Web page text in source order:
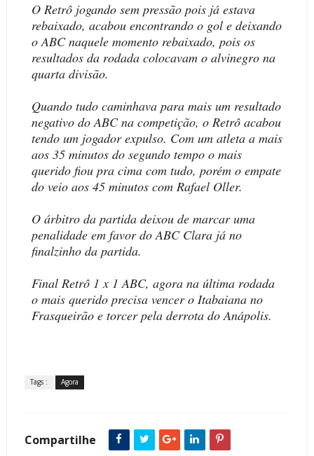
O Retrô jogando sem pressão pois já estava
rebaixado, acabou encontrando o gol e deixando
o ABC naquele momento rebaixado, pois os
resultados da rodada colocavam o alvinegro na
quarta divisão.
Quando tudo caminhava para mais um resultado
negativo do ABC na competição, o Retrô acabou
tendo um jogador expulso. Com um atleta a mais
aos 35 minutos do segundo tempo o mais
querido fiou pra cima com tudo, porém o empate
do veio aos 45 minutos com Rafael Oller.
O árbitro da partida deixou de marcar uma
penalidade em favor do ABC Clara já no
finalzinho da partida.
Final Retrô 1 x 1 ABC, agora na última rodada
o mais querido precisa vencer o Itabaiana no
Frasqueirão e torcer pela derrota do Anápolis.
Tags : Agora
Compartilhe